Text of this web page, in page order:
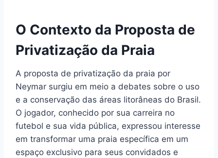
O Contexto da Proposta de
Privatização da Praia
A proposta de privatização da praia por
Neymar surgiu em meio a debates sobre o uso
e a conservação das áreas litorâneas do Brasil.
O jogador, conhecido por sua carreira no
futebol e sua vida pública, expressou interesse
em transformar uma praia específica em um
espaço exclusivo para seus convidados e